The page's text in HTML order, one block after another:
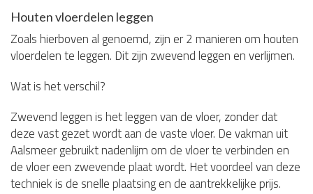
Houten vloerdelen leggen
Zoals hierboven al genoemd, zijn er 2 manieren om houten
vloerdelen te leggen. Dit zijn zwevend leggen en verlijmen.
Wat is het verschil?
Zwevend leggen is het leggen van de vloer, zonder dat
deze vast gezet wordt aan de vaste vloer. De vakman uit
Aalsmeer gebruikt nadenlijm om de vloer te verbinden en
de vloer een zwevende plaat wordt. Het voordeel van deze
techniek is de snelle plaatsing en de aantrekkelijke prijs.